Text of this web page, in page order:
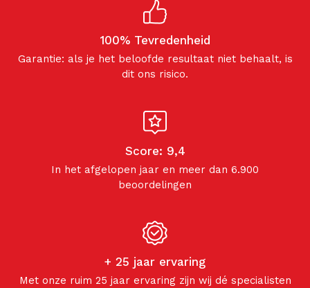
100% Tevredenheid
Garantie: als je het beloofde resultaat niet behaalt, is
dit ons risico.
Score: 9,4
In het afgelopen jaar en meer dan 6.900
beoordelingen
+ 25 jaar ervaring
Met onze ruim 25 jaar ervaring zijn wij dé specialisten